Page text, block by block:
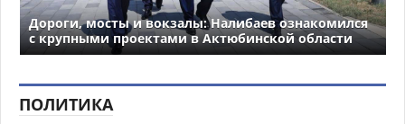
Дороги, мосты и вокзалы: Налибаев ознакомился
с крупными проектами в Актюбинской области
ПОЛИТИКА